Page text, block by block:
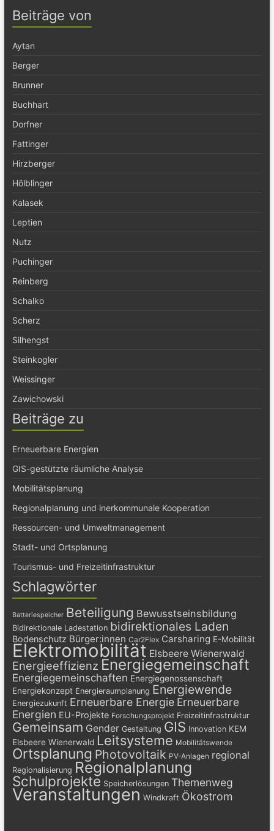
Beiträge von
Aytan
Berger
Brunner
Buchhart
Dorfner
Fattinger
Hirzberger
Hölblinger
Kalasek
Leptien
Nutz
Puchinger
Reinberg
Schalko
Scherz
Silhengst
Steinkogler
Weissinger
Zawichowski
Beiträge zu
Erneuerbare Energien
GIS-gestützte räumliche Analyse
Mobilitätsplanung
Regionalplanung und inerkommunale Kooperation
Ressourcen- und Umweltmanagement
Stadt- und Ortsplanung
Tourismus- und Freizeitinfrastruktur
Schlagwörter
Batteriespeicher Beteiligung Bewusstseinsbildung
Bidirektionale Ladestation bidirektionales Laden
Bodenschutz Bürger:innen Car2Flex Carsharing E-Mobilität
Elektromobilität Elsbeere Wienerwald
Energieeffizienz Energiegemeinschaft
Energiegemeinschaften Energiegenossenschaft
Energiekonzept Energieraumplanung Energiewende
Energiezukunft Erneuerbare Energie Erneuerbare
Energien EU-Projekte Forschungsprojekt Freizeitinfrastruktur
Gemeinsam Gender Gestaltung GIS Innovation KEM
Elsbeere Wienerwald Leitsysteme Mobilitätswende
Ortsplanung Photovoltaik PV-Anlagen regional
Regionalisierung Regionalplanung
Schulprojekte Speicherlösungen Themenweg
Veranstaltungen Windkraft Ökostrom